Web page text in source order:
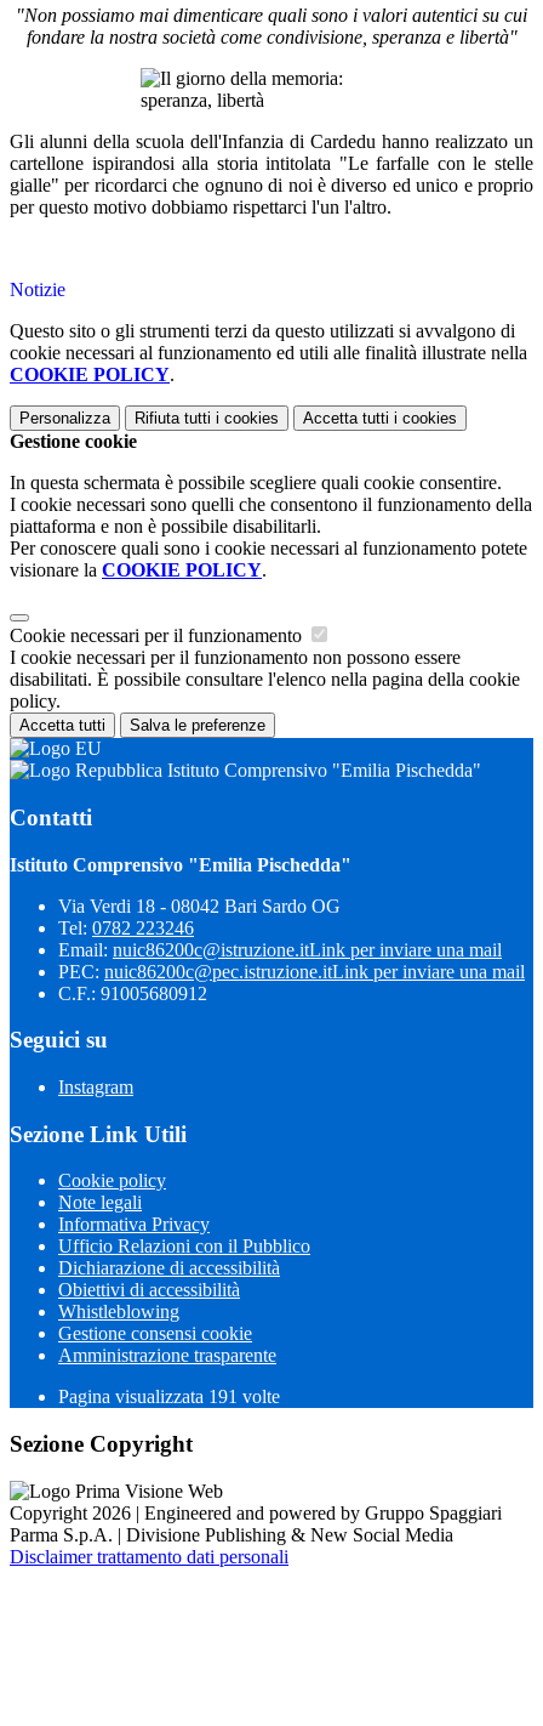
"Non possiamo mai dimenticare quali sono i valori autentici su cui
fondare la nostra società come condivisione, speranza e libertà"
Gli alunni della scuola dell'Infanzia di Cardedu hanno realizzato un
cartellone ispirandosi alla storia intitolata "Le farfalle con le stelle
gialle" per ricordarci che ognuno di noi è diverso ed unico e proprio
per questo motivo dobbiamo rispettarci l'un l'altro.
Notizie
Questo sito o gli strumenti terzi da questo utilizzati si avvalgono di
cookie necessari al funzionamento ed utili alle finalità illustrate nella
COOKIE POLICY.
Personalizza Rifiuta tutti i cookies Accetta tutti i cookies
Gestione cookie
In questa schermata è possibile scegliere quali cookie consentire.
I cookie necessari sono quelli che consentono il funzionamento della
piattaforma e non è possibile disabilitarli.
Per conoscere quali sono i cookie necessari al funzionamento potete
visionare la COOKIE POLICY.
Cookie necessari per il funzionamento
I cookie necessari per il funzionamento non possono essere
disabilitati. È possibile consultare l'elenco nella pagina della cookie
policy.
Accetta tutti Salva le preferenze
Istituto Comprensivo "Emilia Pischedda"
Contatti
Istituto Comprensivo "Emilia Pischedda"
Via Verdi 18 - 08042 Bari Sardo OG
Tel: 0782 223246
Email: nuic86200c@istruzione.itLink per inviare una mail
PEC: nuic86200c@pec.istruzione.itLink per inviare una mail
C.F.: 91005680912
Seguici su
Instagram
Sezione Link Utili
Cookie policy
Note legali
Informativa Privacy
Ufficio Relazioni con il Pubblico
Dichiarazione di accessibilità
Obiettivi di accessibilità
Whistleblowing
Gestione consensi cookie
Amministrazione trasparente
Pagina visualizzata 191 volte
Sezione Copyright
Copyright 2026 | Engineered and powered by Gruppo Spaggiari
Parma S.p.A. | Divisione Publishing & New Social Media
Disclaimer trattamento dati personali